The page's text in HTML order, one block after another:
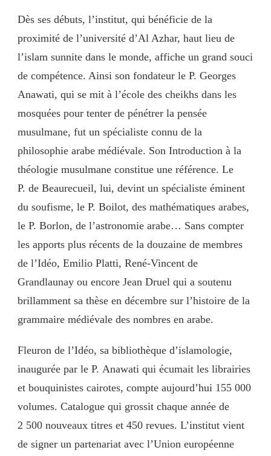
Dès ses débuts, l’institut, qui bénéficie de la
proximité de l’université d’Al Azhar, haut lieu de
l’islam sunnite dans le monde, affiche un grand souci
de compétence. Ainsi son fondateur le P. Georges
Anawati, qui se mit à l’école des cheikhs dans les
mosquées pour tenter de pénétrer la pensée
musulmane, fut un spécialiste connu de la
philosophie arabe médiévale. Son Introduction à la
théologie musulmane constitue une référence. Le
P. de Beaurecueil, lui, devint un spécialiste éminent
du soufisme, le P. Boilot, des mathématiques arabes,
le P. Borlon, de l’astronomie arabe… Sans compter
les apports plus récents de la douzaine de membres
de l’Idéo, Emilio Platti, René-Vincent de
Grandlaunay ou encore Jean Druel qui a soutenu
brillamment sa thèse en décembre sur l’histoire de la
grammaire médiévale des nombres en arabe.
Fleuron de l’Idéo, sa bibliothèque d’islamologie,
inaugurée par le P. Anawati qui écumait les librairies
et bouquinistes cairotes, compte aujourd’hui 155 000
volumes. Catalogue qui grossit chaque année de
2 500 nouveaux titres et 450 revues. L’institut vient
de signer un partenariat avec l’Union européenne